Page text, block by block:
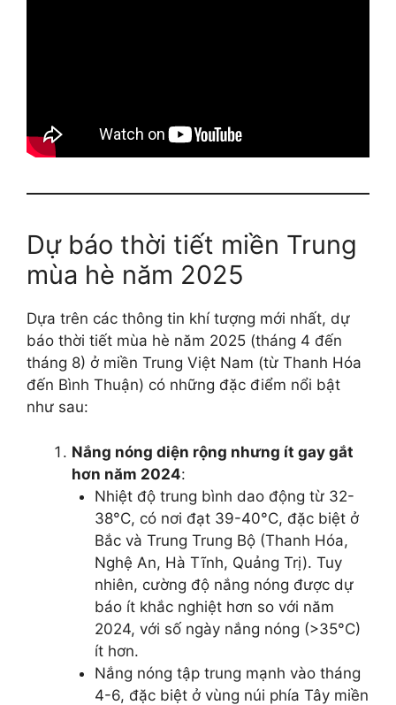
Dự báo thời tiết miền Trung
mùa hè năm 2025
Dựa trên các thông tin khí tượng mới nhất, dự
báo thời tiết mùa hè năm 2025 (tháng 4 đến
tháng 8) ở miền Trung Việt Nam (từ Thanh Hóa
đến Bình Thuận) có những đặc điểm nổi bật
như sau:
Nắng nóng diện rộng nhưng ít gay gắt
hơn năm 2024:
Nhiệt độ trung bình dao động từ 32-
38°C, có nơi đạt 39-40°C, đặc biệt ở
Bắc và Trung Trung Bộ (Thanh Hóa,
Nghệ An, Hà Tĩnh, Quảng Trị). Tuy
nhiên, cường độ nắng nóng được dự
báo ít khắc nghiệt hơn so với năm
2024, với số ngày nắng nóng (>35°C)
ít hơn.
Nắng nóng tập trung mạnh vào tháng
4-6, đặc biệt ở vùng núi phía Tây miền